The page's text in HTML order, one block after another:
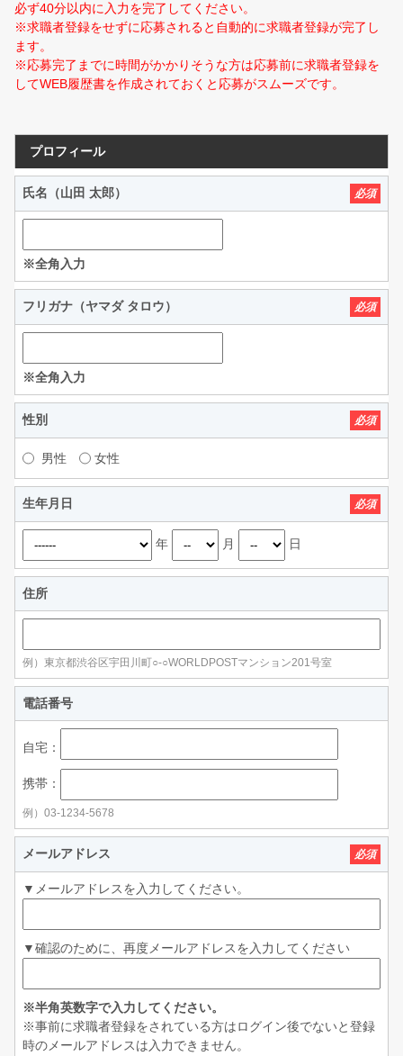
必ず40分以内に入力を完了してください。
※求職者登録をせずに応募されると自動的に求職者登録が完了し
ます。
※応募完了までに時間がかかりそうな方は応募前に求職者登録を
してWEB履歴書を作成されておくと応募がスムーズです。
プロフィール
氏名（山田 太郎） 必須
※全角入力
フリガナ（ヤマダ タロウ） 必須
※全角入力
性別 必須
男性 女性
生年月日 必須
年 月 日
住所
例）東京都渋谷区宇田川町○-○WORLDPOSTマンション201号室
電話番号
自宅：
携帯：
例）03-1234-5678
メールアドレス 必須
▼メールアドレスを入力してください。
▼確認のために、再度メールアドレスを入力してください
※半角英数字で入力してください。
※事前に求職者登録をされている方はログイン後でないと登録
時のメールアドレスは入力できません。